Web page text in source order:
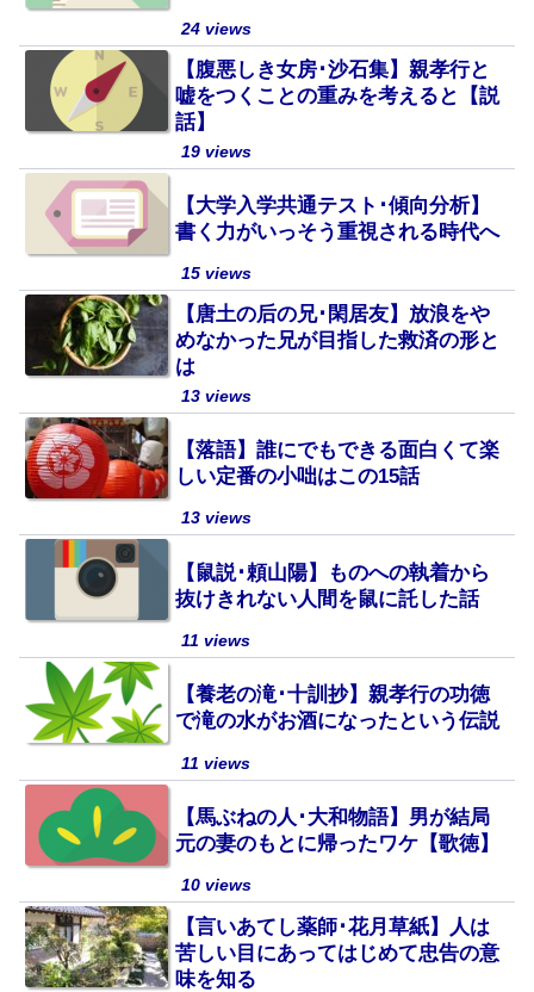
24 views
【腹悪しき女房･沙石集】親孝行と
嘘をつくことの重みを考えると【説
話】
19 views
【大学入学共通テスト･傾向分析】
書く力がいっそう重視される時代へ
15 views
【唐土の后の兄･閑居友】放浪をや
めなかった兄が目指した救済の形と
は
13 views
【落語】誰にでもできる面白くて楽
しい定番の小咄はこの15話
13 views
【鼠説･頼山陽】ものへの執着から
抜けきれない人間を鼠に託した話
11 views
【養老の滝･十訓抄】親孝行の功徳
で滝の水がお酒になったという伝説
11 views
【馬ぶねの人･大和物語】男が結局
元の妻のもとに帰ったワケ【歌徳】
10 views
【言いあてし薬師･花月草紙】人は
苦しい目にあってはじめて忠告の意
味を知る